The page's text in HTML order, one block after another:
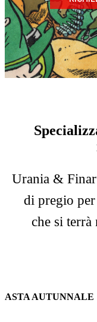
Urania &
di pregio per
che si terrà
ASTA AUTUNNALE